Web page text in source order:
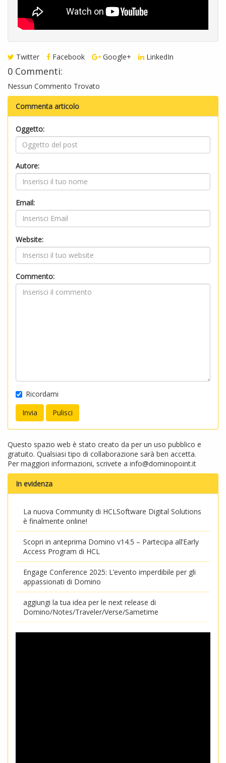
Twitter Facebook Google+ LinkedIn
0 Commenti:
Nessun Commento Trovato
Commenta articolo
Oggetto:
Autore:
Email:
Website:
Commento:
Ricordami
Questo spazio web è stato creato da per un uso pubblico e
gratuito. Qualsiasi tipo di collaborazione sarà ben accetta.
Per maggiori informazioni, scrivete a info@dominopoint.it
In evidenza
La nuova Community di HCLSoftware Digital Solutions
è finalmente online!
Scopri in anteprima Domino v14.5 – Partecipa all’Early
Access Program di HCL
Engage Conference 2025: L’evento imperdibile per gli
appassionati di Domino
aggiungi la tua idea per le next release di
Domino/Notes/Traveler/Verse/Sametime